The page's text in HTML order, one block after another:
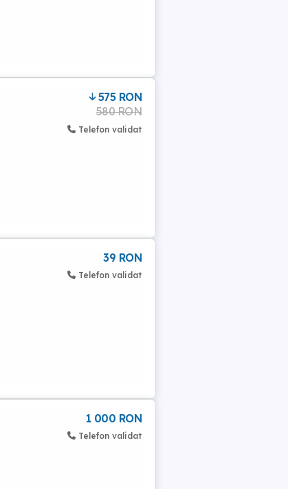
575 RON
580 RON
Telefon validat
39 RON
Telefon validat
1 000 RON
Telefon validat